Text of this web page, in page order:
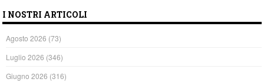
I NOSTRI ARTICOLI
Agosto 2026 (73)
Luglio 2026 (346)
Giugno 2026 (316)